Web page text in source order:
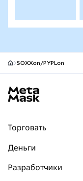
SOXXon/PYPLon
Торговать
Прогнозы
Деньги
Разработчики